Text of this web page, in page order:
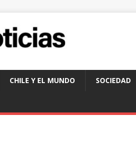
CHILE Y EL MUNDO SOCIEDAD